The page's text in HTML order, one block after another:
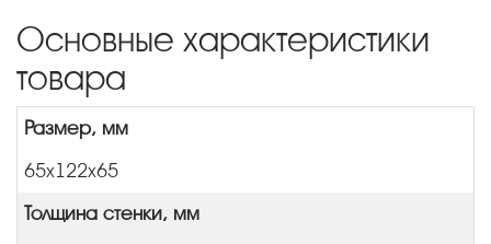
Основные характеристики
товара
Размер, мм
65x122х65
Толщина стенки, мм